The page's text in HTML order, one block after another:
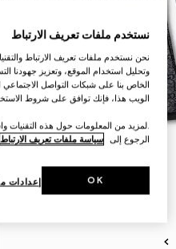
نستخدم ملفات تعريف الارتباط
نحن نستخدم ملفات تعريف الارتباط
وتحليل استخدام الموقع، وتعزيز جهودنا
الخاص بنا على شبكات التواصل
الويب هذا، فإنك توافق على شروط
.لمزيد من المعلومات حول هذه التقنيات
الرجوع إلى سياسة ملفات تعريف الارتباط
إعدادات OK